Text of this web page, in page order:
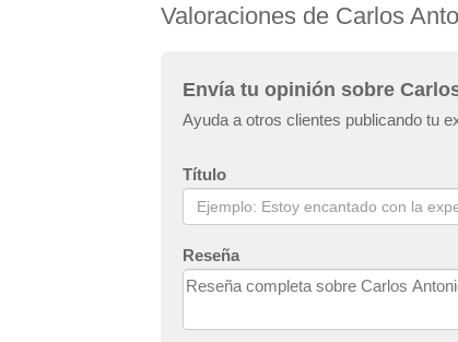
Valoraciones de Carlos
Envía tu opinión sobre
Ayuda a otros clientes publicando tu
Título
Reseña